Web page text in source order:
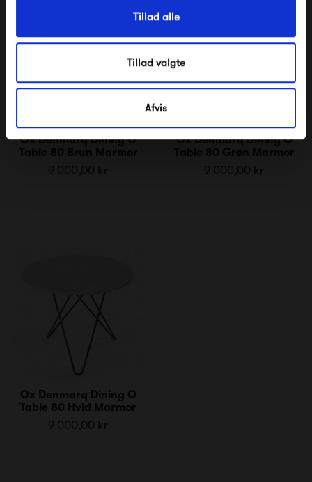
Tillad alle
Tillad valgte
Afvis
Ox Denmarq Dining O
9 000,00 kr
Ox Denmarq Dining O
9 000,00 kr
Ox Denmarq Dining O
Table 80 Hvid Marmor
9 000,00 kr